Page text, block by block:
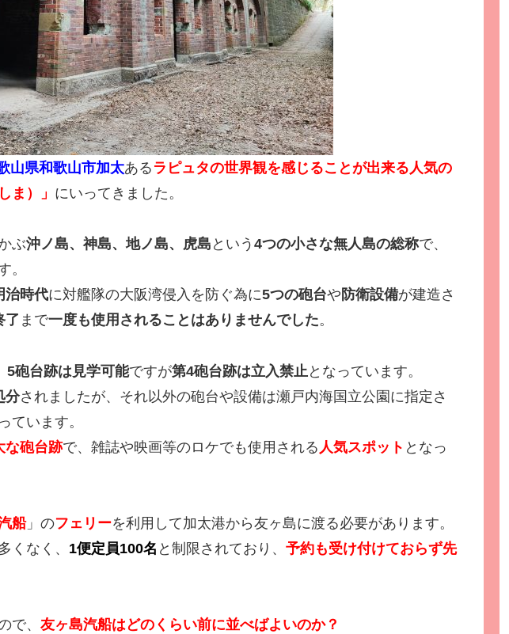
山県和歌山市加太ある ラピュタの世界観を感じることが出来る人気の
ま）」 にいってきました。
ぶ沖ノ島、神島、地ノ島、虎島 という 4つの小さな無人島の総称で、
。
治時代に対艦隊の大阪湾侵入を防ぐ為に5つの砲台や 防衛設備が建造さ
了 まで一度も使用されることはありませんでした。
5砲台跡は見学可能ですが第4砲台跡は立入禁止 となっています。
分されましたが、それ以外の砲台や設備は瀬戸内海国立公園に指定さ
ています。
な砲台跡で、雑誌や映画等のロケでも使用される 人気スポット となっ
船」のフェリーを利用して加太港から友ヶ島に渡る必要があります。
くなく、 1便定員100名 と制限されており、 予約も受け付けておらず先
で、 友ヶ島汽船はどのくらい前に並べばよいのか？